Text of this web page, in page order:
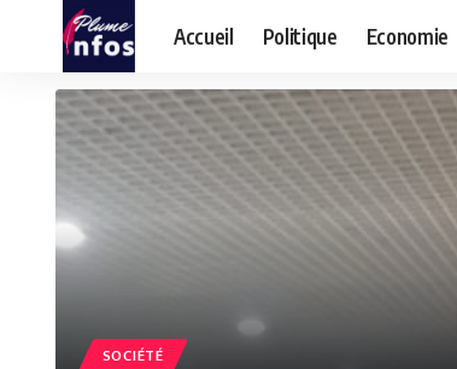
Accueil Politique Economie
SOCIÉTÉ